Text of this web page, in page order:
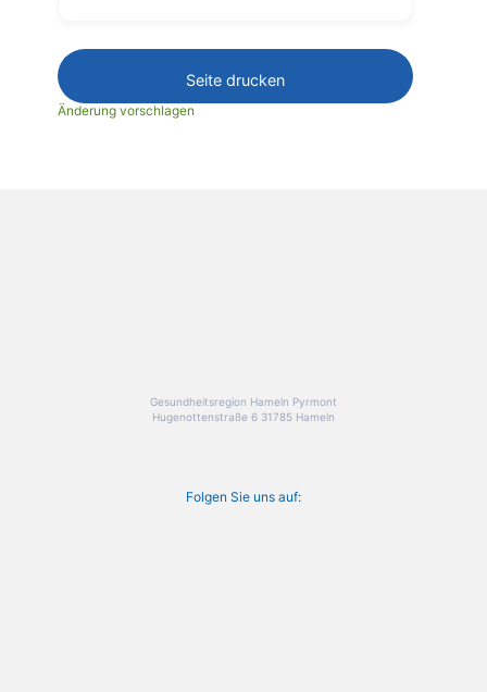
Seite drucken
Änderung vorschlagen
Gesundheitsregion Hameln Pyrmont
Hugenottenstraße 6 31785 Hameln
Folgen Sie uns auf: